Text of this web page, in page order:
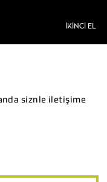
İKİNCİ EL
siznle iletişime